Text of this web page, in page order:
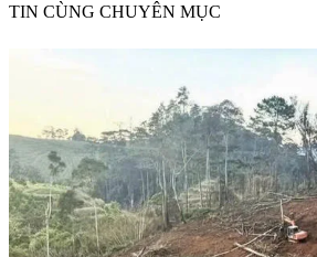
TIN CÙNG CHUYÊN MỤC